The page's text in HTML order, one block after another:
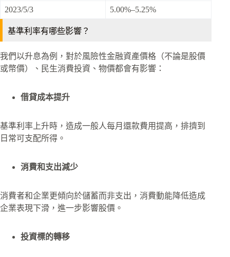
2023/5/3 5.00%–5.25%
基準利率有哪些影響？
我們以升息為例，對於風險性金融資產價格（不論是股價
或幣價）、民生消費投資、物價都會有影響：
借貸成本提升
基準利率上升時，造成一般人每月還款費用提高，排擠到
日常可支配所得。
消費和支出減少
消費者和企業更傾向於儲蓄而非支出，消費動能降低造成
企業表現下滑，進一步影響股價。
投資標的轉移